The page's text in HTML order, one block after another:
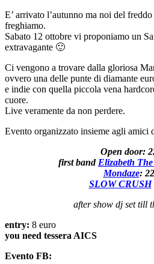
E’ arrivato l’autunno ma noi del
freghiamo.
Sabato 12 ottobre vi proponiamo un
extravagante 🙂
Ci vengono a trovare dalla gloriosa
ovvero una delle punte di diamante
e indie con quella piccola vena
cuore.
Live veramente da non perdere.
Evento organizzato insieme agli amici
Open door:
first band Elizabeth
Mondaze:
SLOW CRUSH
after show dj set till
entry: 8 euro
you need tessera AICS
Evento FB: